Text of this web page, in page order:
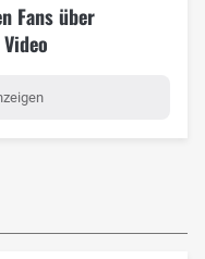
Fans über